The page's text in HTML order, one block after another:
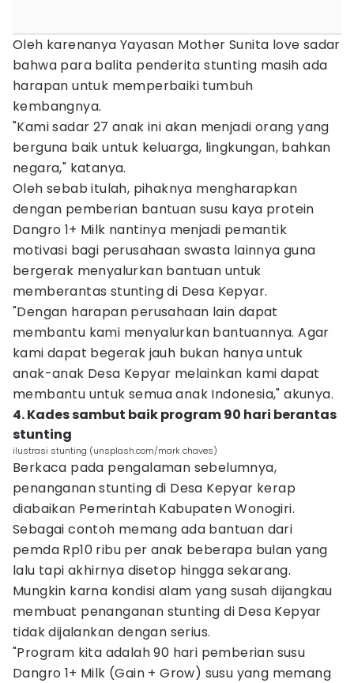
Oleh karenanya Yayasan Mother Sunita love sadar
bahwa para balita penderita stunting masih ada
harapan untuk memperbaiki tumbuh
kembangnya.
"Kami sadar 27 anak ini akan menjadi orang yang
berguna baik untuk keluarga, lingkungan, bahkan
negara," katanya.
Oleh sebab itulah, pihaknya mengharapkan
dengan pemberian bantuan susu kaya protein
Dangro 1+ Milk nantinya menjadi pemantik
motivasi bagi perusahaan swasta lainnya guna
bergerak menyalurkan bantuan untuk
memberantas stunting di Desa Kepyar.
"Dengan harapan perusahaan lain dapat
membantu kami menyalurkan bantuannya. Agar
kami dapat begerak jauh bukan hanya untuk
anak-anak Desa Kepyar melainkan kami dapat
membantu untuk semua anak Indonesia," akunya.
4. Kades sambut baik program 90 hari berantas
stunting
ilustrasi stunting (unsplash.com/mark chaves)
Berkaca pada pengalaman sebelumnya,
penanganan stunting di Desa Kepyar kerap
diabaikan Pemerintah Kabupaten Wonogiri.
Sebagai contoh memang ada bantuan dari
pemda Rp10 ribu per anak beberapa bulan yang
lalu tapi akhirnya disetop hingga sekarang.
Mungkin karna kondisi alam yang susah dijangkau
membuat penanganan stunting di Desa Kepyar
tidak dijalankan dengan serius.
"Program kita adalah 90 hari pemberian susu
Dangro 1+ Milk (Gain + Grow) susu yang memang